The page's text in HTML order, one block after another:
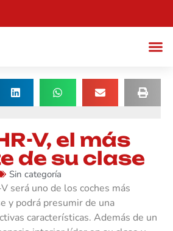
V, el más
de su clase
Sin categoría
será uno de los coches más
y podrá presumir de una
características. Además de un